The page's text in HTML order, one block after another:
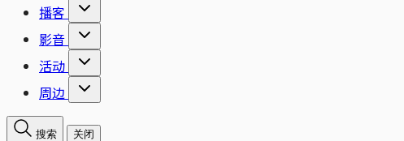
播客
影音
活动
周边
搜索 关闭